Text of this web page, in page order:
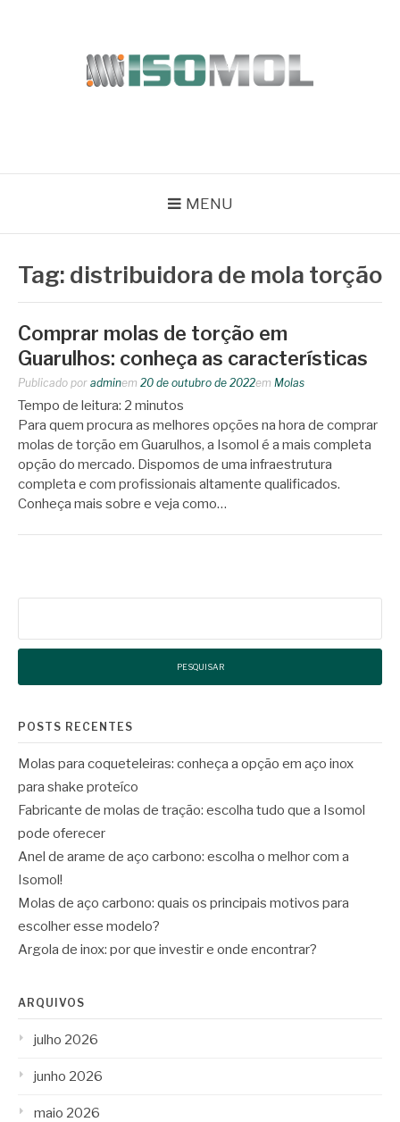
MENU
Tag: distribuidora de mola torção
Comprar molas de torção em
Guarulhos: conheça as características
Publicado por adminem 20 de outubro de 2022em Molas
Tempo de leitura: 2 minutos
Para quem procura as melhores opções na hora de comprar
molas de torção em Guarulhos, a Isomol é a mais completa
opção do mercado. Dispomos de uma infraestrutura
completa e com profissionais altamente qualificados.
Conheça mais sobre e veja como…
POSTS RECENTES
Molas para coqueteleiras: conheça a opção em aço inox
para shake proteíco
Fabricante de molas de tração: escolha tudo que a Isomol
pode oferecer
Anel de arame de aço carbono: escolha o melhor com a
Isomol!
Molas de aço carbono: quais os principais motivos para
escolher esse modelo?
Argola de inox: por que investir e onde encontrar?
ARQUIVOS
julho 2026
junho 2026
maio 2026